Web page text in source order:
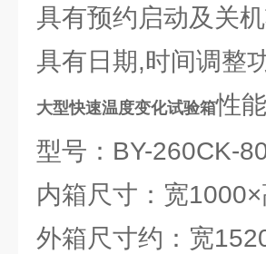
具有预约启动及关
具有日期,时间调整
大型快速温度变化试验箱性
型号：BY-260CK-
内箱尺寸：宽
外箱尺寸约：宽